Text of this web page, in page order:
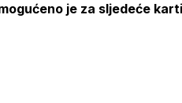
je za sljedeće